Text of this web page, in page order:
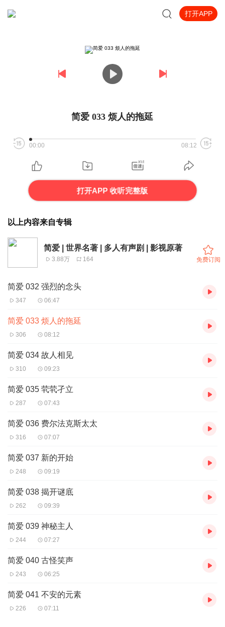
打开APP
简爱 033 烦人的拖延
00:00 08:12
打开APP 收听完整版
以上内容来自专辑
简爱 | 世界名著 | 多人有声剧 | 影视原著
3.88万 164 免费订阅
简爱 032 强烈的念头
347 06:47
简爱 033 烦人的拖延
306 08:12
简爱 034 故人相见
310 09:23
简爱 035 茕茕孑立
287 07:43
简爱 036 费尔法克斯太太
316 07:07
简爱 037 新的开始
248 09:19
简爱 038 揭开谜底
262 09:39
简爱 039 神秘主人
244 07:27
简爱 040 古怪笑声
243 06:25
简爱 041 不安的元素
226 07:11